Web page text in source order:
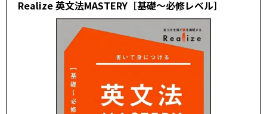
Realize 英文法MASTERY［基礎～必修レベル］